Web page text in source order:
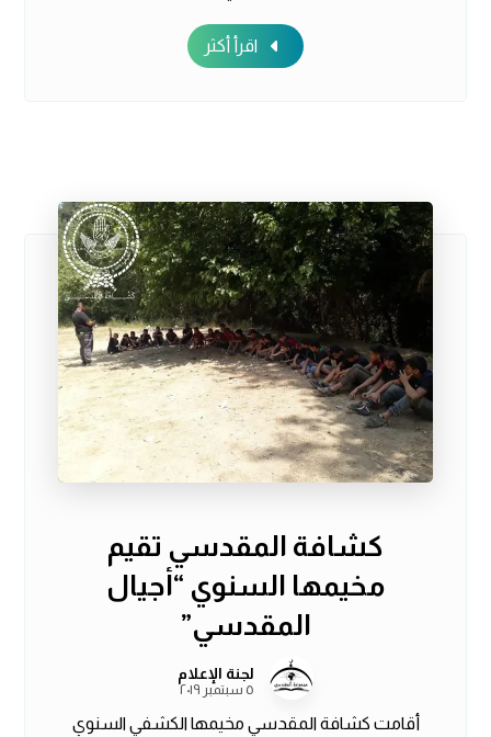
اقرأ أكثر
كشافة المقدسي تقيم
مخيمها السنوي “أجيال
المقدسي”
لجنة الإعلام
٥ سبتمبر ٢٠١٩
أقامت كشافة المقدسي مخيمها الكشفي السنوي